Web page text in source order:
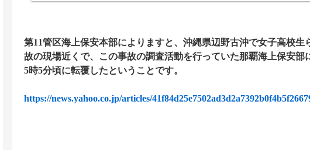
第11管区海上保安本部によりますと、沖縄県辺野古沖で女子高校生
故の現場近くで、この事故の調査活動を行っていた那覇海上保安部
5時5分頃に転覆したということです。
https://news.yahoo.co.jp/articles/